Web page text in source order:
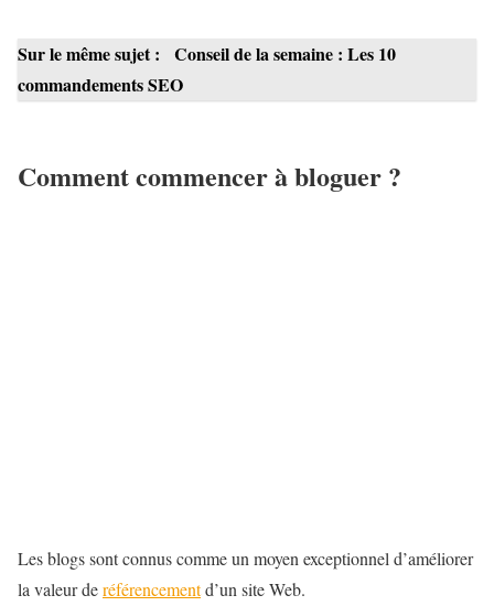
Sur le même sujet :
Conseil de la semaine : Les 10
commandements SEO
Comment commencer à bloguer ?
Les blogs sont connus comme un moyen exceptionnel d’améliorer
la valeur deréférencementd’un site Web.